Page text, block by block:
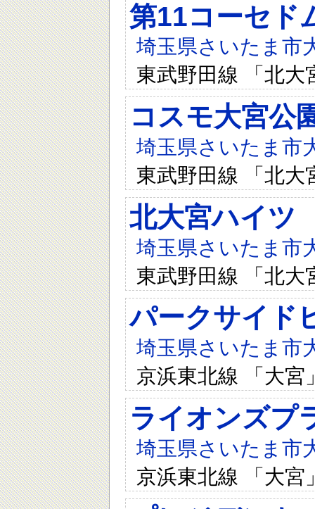
第11コーセド
埼玉県さいたま市
東武野田線 「北大
コスモ大宮公
埼玉県さいたま市
東武野田線 「北大
北大宮ハイツ
埼玉県さいたま市
東武野田線 「北大
パークサイド
埼玉県さいたま市
京浜東北線 「大宮
ライオンズプ
埼玉県さいたま市
京浜東北線 「大宮